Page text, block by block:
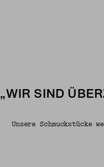
„WIR SIND
Unsere